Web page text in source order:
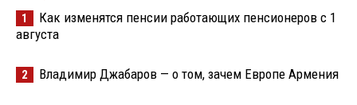
1
Как изменятся пенсии работающих пенсионеров с 1
августа
2 Владимир Джабаров — о том, зачем Европе Армения